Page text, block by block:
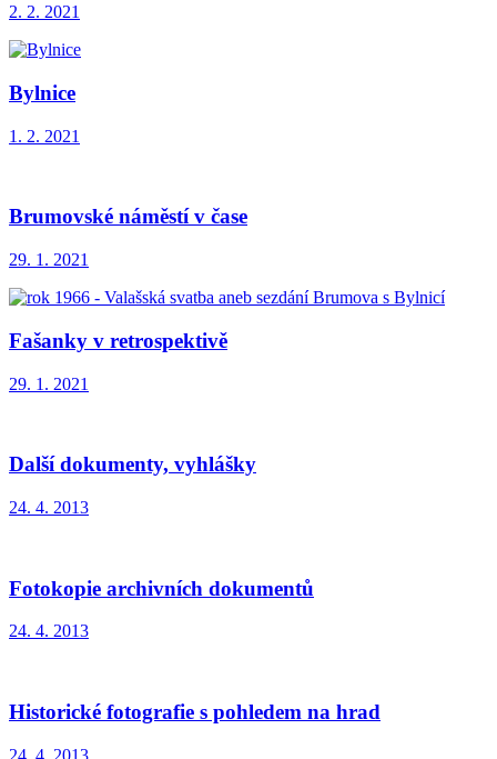
2. 2. 2021
Bylnice
1. 2. 2021
Brumovské náměstí v čase
29. 1. 2021
Fašanky v retrospektivě
29. 1. 2021
Další dokumenty, vyhlášky
24. 4. 2013
Fotokopie archivních dokumentů
24. 4. 2013
Historické fotografie s pohledem na hrad
24. 4. 2013